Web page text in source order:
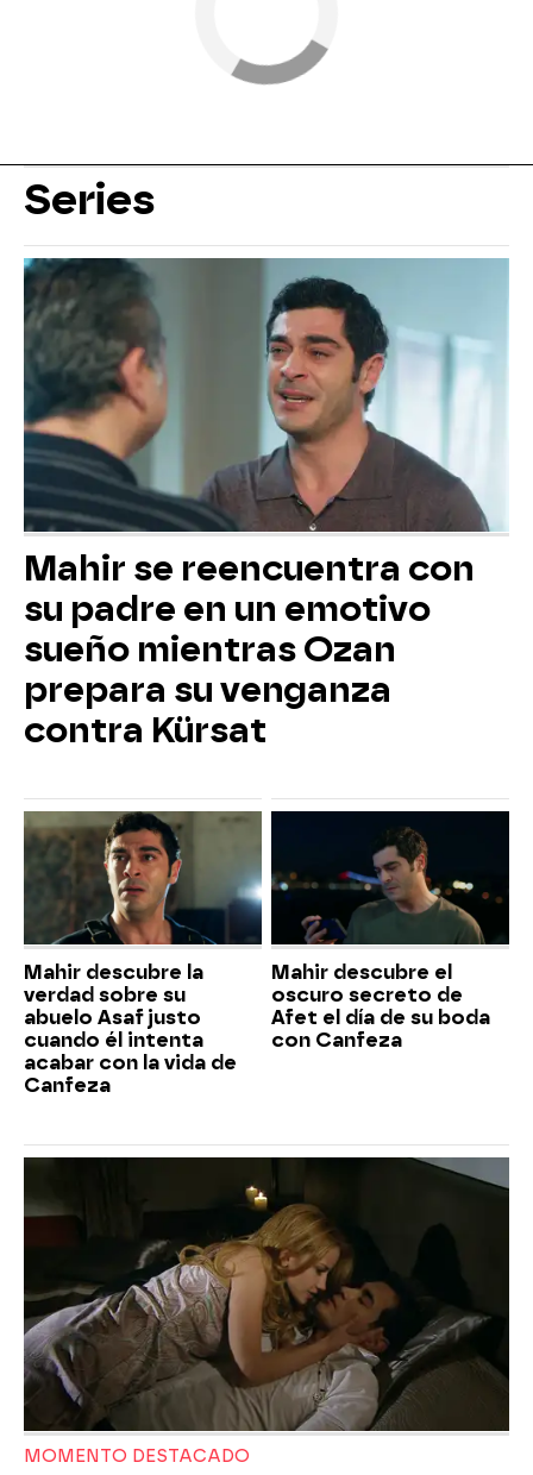
Series
Mahir se reencuentra con
su padre en un emotivo
sueño mientras Ozan
prepara su venganza
contra Kürsat
Mahir descubre la
verdad sobre su
abuelo Asaf justo
cuando él intenta
acabar con la vida de
Canfeza
Mahir descubre el
oscuro secreto de
Afet el día de su boda
con Canfeza
MOMENTO DESTACADO